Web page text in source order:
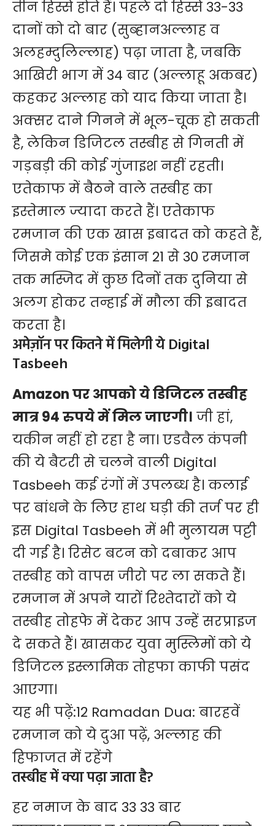
तीन हिस्से होते हैं। पहले दो हिस्से 33-33
दानों को दो बार (सुब्हानअल्लाह व
अलहम्दुलिल्लाह) पढ़ा जाता है, जबकि
आखिरी भाग में 34 बार (अल्लाहू अकबर)
कहकर अल्लाह को याद किया जाता है।
अक्सर दाने गिनने में भूल-चूक हो सकती
है, लेकिन डिजिटल तस्बीह से गिनती में
गड़बड़ी की कोई गुंजाइश नहीं रहती।
एतेकाफ में बैठने वाले तस्बीह का
इस्तेमाल ज्यादा करते हैं। एतेकाफ
रमजान की एक खास इबादत को कहते हैं,
जिसमे कोई एक इंसान 21 से 30 रमजान
तक मस्जिद में कुछ दिनों तक दुनिया से
अलग होकर तन्हाई में मौला की इबादत
करता है।
अमेज़ॉन पर कितने में मिलेगी ये Digital
Tasbeeh
Amazonपर आपको ये डिजिटल तस्बीह
मात्र 94 रुपये में मिल जाएगी। जी हां,
यकीन नहीं हो रहा है ना। एडवैल कंपनी
की ये बैटरी से चलने वाली Digital
Tasbeeh कई रंगों में उपलब्ध है। कलाई
पर बांधने के लिए हाथ घड़ी की तर्ज पर ही
इस Digital Tasbeeh में भी मुलायम पट्टी
दी गई है। रिसेट बटन को दबाकर आप
तस्बीह को वापस जीरो पर ला सकते हैं।
रमजानमें अपने यारों रिश्तेदारों को ये
तस्बीह तोहफे में देकर आप उन्हें सरप्राइज
दे सकते हैं। खासकर युवा मुस्लिमों को ये
डिजिटल इस्लामिक तोहफा काफी पसंद
आएगा।
यह भी पढ़ें:12 Ramadan Dua: बारहवें
रमजान को ये दुआ पढ़ें, अल्लाह की
हिफाजत में रहेंगे
तस्बीहमें क्या पढ़ा जाता है?
हर नमाज के बाद 33 33 बार